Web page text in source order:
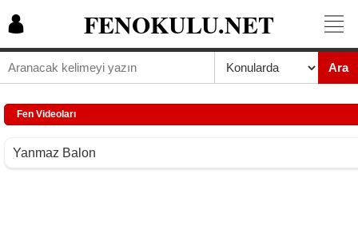
FENOKULU.NET
Ara
Fen Videoları
Yanmaz Balon